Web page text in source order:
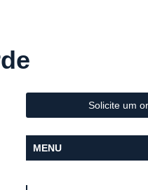
Inox
Conformação para
de Metal
Conformação
Solicite um
MENU